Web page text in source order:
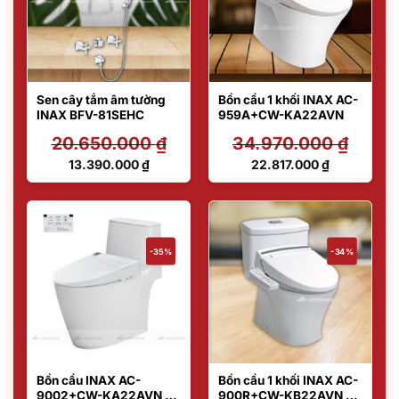
Sen cây tắm âm tường
INAX BFV-81SEHC
20.650.000₫
Giá
20.650.000 ₫.
13.390.000₫
Giá
là:
13.390.000 ₫.
Bồn cầu 1 khối INAX AC-
959A+CW-KA22AVN
34.970.000₫
Giá
34.970.000 ₫.
22.817.000₫
Giá
tại
là:
22.817.000 ₫.
-35%
Bồn cầu INAX AC-
9002+CW-KA22AVN –
-34%
Bồn cầu 1 khối INAX AC-
900R+CW-KB22AVN –